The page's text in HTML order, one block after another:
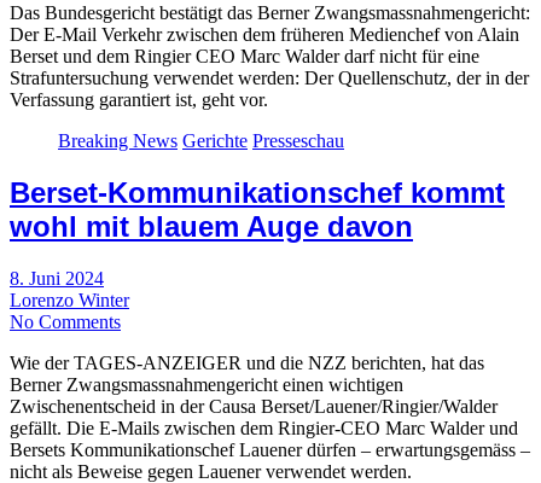
Das Bundesgericht bestätigt das Berner Zwangsmassnahmengericht:
Der E-Mail Verkehr zwischen dem früheren Medienchef von Alain
Berset und dem Ringier CEO Marc Walder darf nicht für eine
Strafuntersuchung verwendet werden: Der Quellenschutz, der in der
Verfassung garantiert ist, geht vor.
Breaking News Gerichte Presseschau
Berset-Kommunikationschef kommt
wohl mit blauem Auge davon
8. Juni 2024
Lorenzo Winter
No Comments
Wie der TAGES-ANZEIGER und die NZZ berichten, hat das
Berner Zwangsmassnahmengericht einen wichtigen
Zwischenentscheid in der Causa Berset/Lauener/Ringier/Walder
gefällt. Die E-Mails zwischen dem Ringier-CEO Marc Walder und
Bersets Kommunikationschef Lauener dürfen – erwartungsgemäss –
nicht als Beweise gegen Lauener verwendet werden.